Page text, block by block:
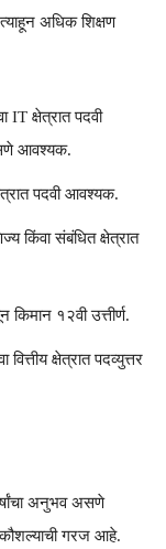
अधिक शिक्षण
IT क्षेत्रात पदवी
आवश्यक.
पदवी आवश्यक.
किंवा संबंधित क्षेत्रात
किमान १२वी उत्तीर्ण.
वित्तीय क्षेत्रात पदव्युत्तर
अनुभव असणे
गरज आहे.